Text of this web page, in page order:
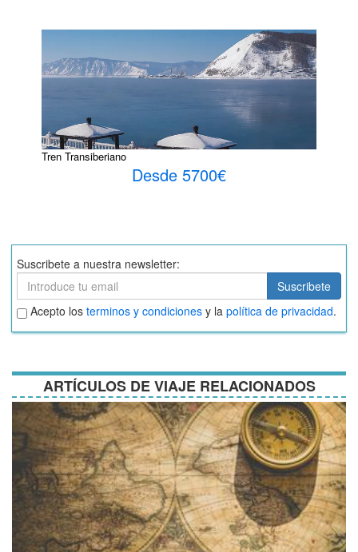
Tren Transiberiano
Desde 5700€
Suscribete a nuestra newsletter:
Suscribete
Suscribete
Aceptar
términos
y
Acepto los terminos y condiciones y la política de privacidad.
ARTÍCULOS DE VIAJE RELACIONADOS